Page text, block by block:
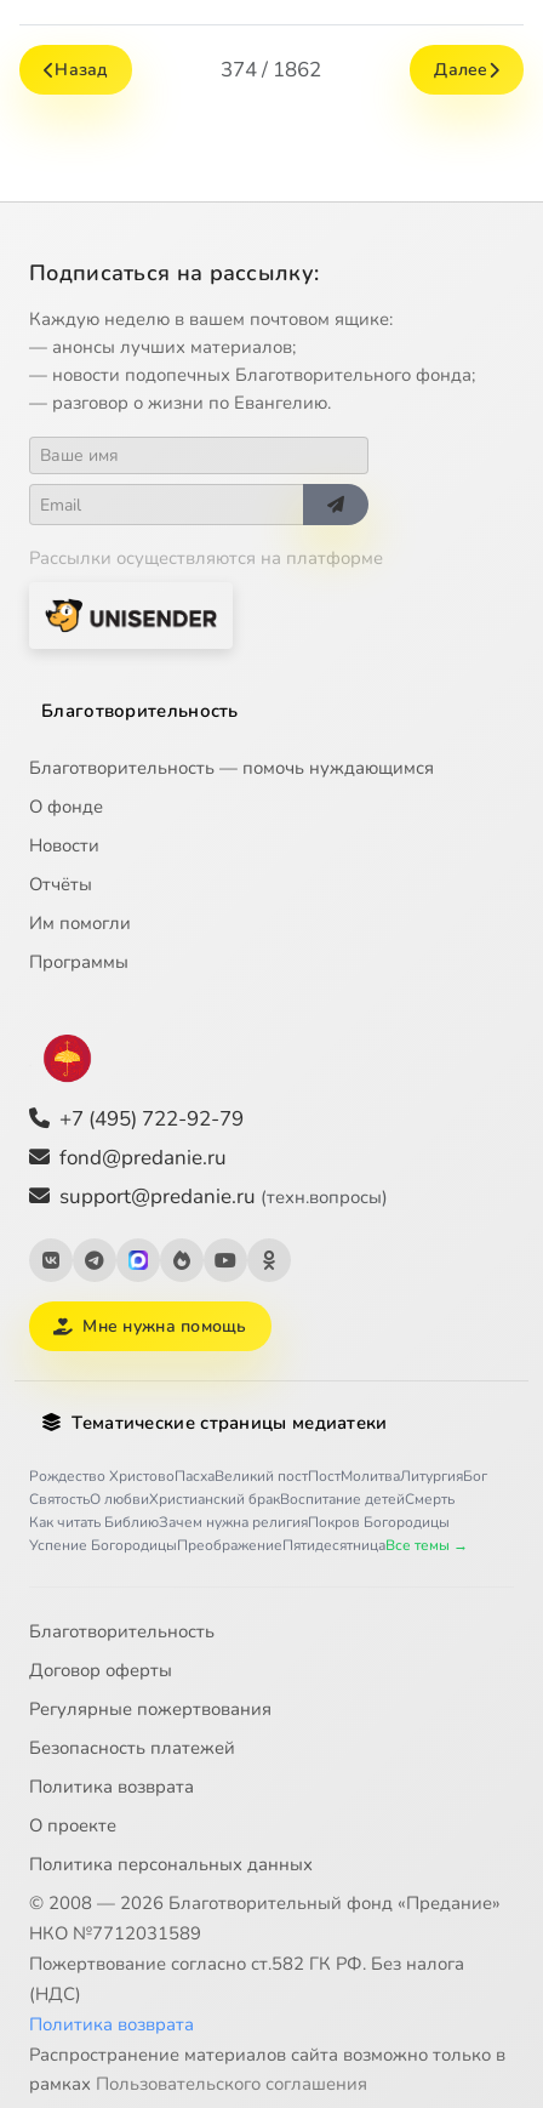
Назад 374 / 1862 Далее
Подписаться на рассылку:
Каждую неделю в вашем почтовом ящике:
— анонсы лучших материалов;
— новости подопечных Благотворительного фонда;
— разговор о жизни по Евангелию.
Рассылки осуществляются на платформе
Благотворительность
Благотворительность — помочь нуждающимся
О фонде
Новости
Отчёты
Им помогли
Программы
+7 (495) 722-92-79
fond@predanie.ru
support@predanie.ru (техн.вопросы)
Мне нужна помощь
Тематические страницы медиатеки
Рождество ХристовоПасхаВеликий постПостМолитваЛитургияБог
СвятостьО любвиХристианский бракВоспитание детейСмерть
Как читать БиблиюЗачем нужна религияПокров Богородицы
Успение БогородицыПреображениеПятидесятницаВсе темы →
Благотворительность
Договор оферты
Регулярные пожертвования
Безопасность платежей
Политика возврата
О проекте
Политика персональных данных
© 2008 — 2026 Благотворительный фонд «Предание»
НКО №7712031589
Пожертвование согласно ст.582 ГК РФ. Без налога
(НДС)
Политика возврата
Распространение материалов сайта возможно только в
рамках Пользовательского соглашения